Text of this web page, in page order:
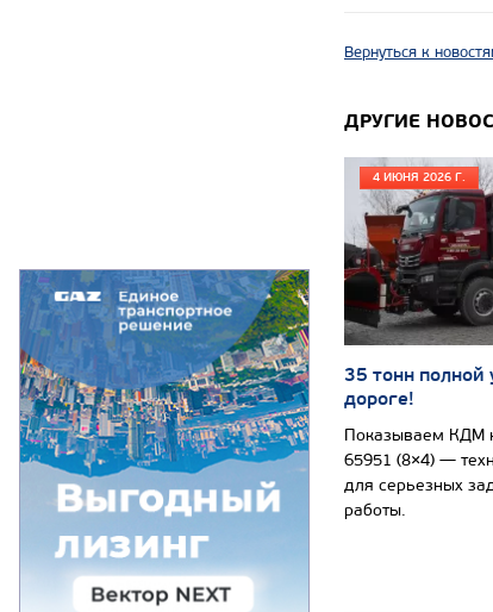
Вернуться к
ДРУГИЕ
4 ИЮНЯ 2026 Г.
35 тонн полной
дороге!
Показываем КДМ
65951 (8×4) —
для серьезных
работы.